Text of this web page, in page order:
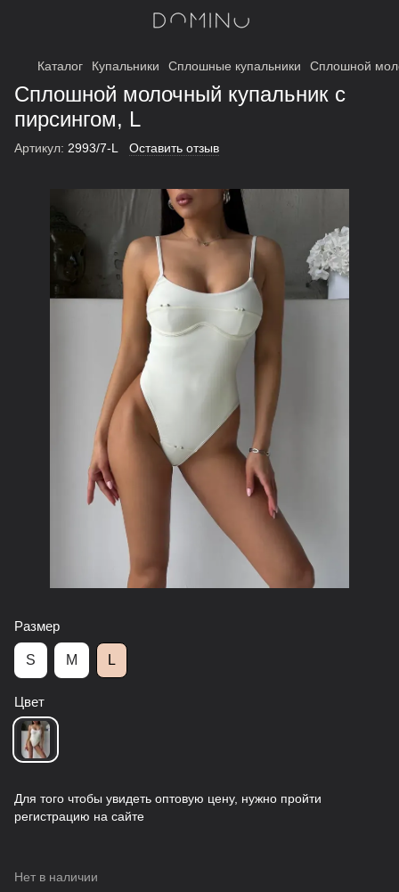
Каталог Купальники Сплошные купальники Сплошной
Сплошной молочный купальник с
пирсингом, L
Артикул: 2993/7-L Оставить отзыв
Размер
S M L
Цвет
Для того чтобы увидеть оптовую цену, нужно пройти
регистрацию на сайте
Нет в наличии